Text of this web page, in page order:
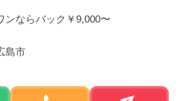
ンならバック￥9,000〜
島市